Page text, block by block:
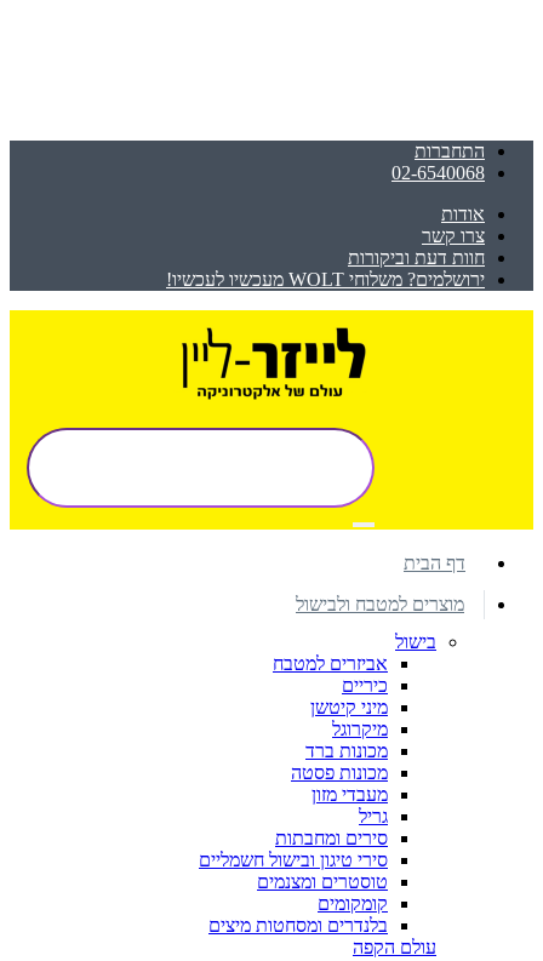
התחברות
02-6540068
אודות
צרו קשר
חוות דעת וביקורות
ירושלמים? משלוחי WOLT מעכשיו לעכשיו!
דף הבית
מוצרים למטבח ולבישול
בישול
אביזרים למטבח
כיריים
מיני קיטשן
מיקרוגל
מכונות ברד
מכונות פסטה
מעבדי מזון
גריל
סירים ומחבתות
סירי טיגון ובישול חשמליים
טוסטרים ומצנמים
קומקומים
בלנדרים ומסחטות מיצים
עולם הקפה